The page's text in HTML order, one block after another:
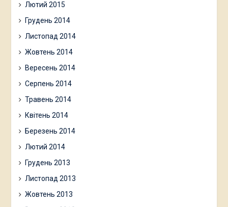
Лютий 2015
Грудень 2014
Листопад 2014
Жовтень 2014
Вересень 2014
Серпень 2014
Травень 2014
Квітень 2014
Березень 2014
Лютий 2014
Грудень 2013
Листопад 2013
Жовтень 2013